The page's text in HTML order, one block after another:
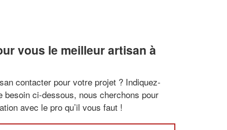
vous le meilleur artisan à
contacter pour votre projet ? Indiquez-
besoin ci-dessous, nous cherchons pour
avec le pro qu’il vous faut !